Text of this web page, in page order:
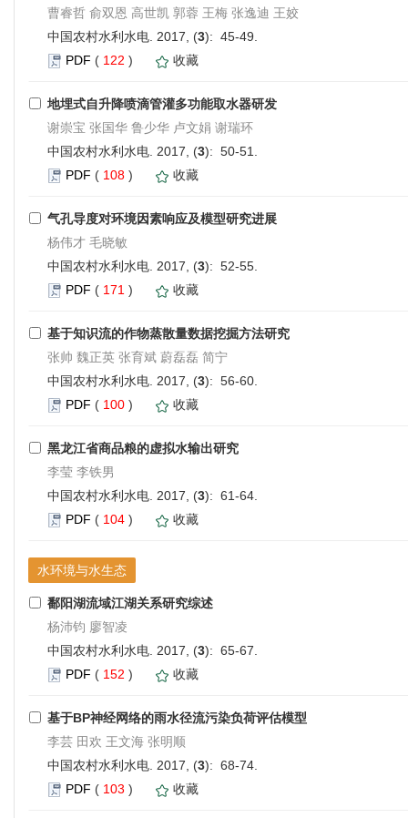
曹睿哲 俞双恩 高世凯 郭蓉 王梅 张逸迪 王姣
中国农村水利水电. 2017, (3): 45-49.
PDF ( 122 ) 收藏
地埋式自升降喷滴管灌多功能取水器研发
谢崇宝 张国华 鲁少华 卢文娟 谢瑞环
中国农村水利水电. 2017, (3): 50-51.
PDF ( 108 ) 收藏
气孔导度对环境因素响应及模型研究进展
杨伟才 毛晓敏
中国农村水利水电. 2017, (3): 52-55.
PDF ( 171 ) 收藏
基于知识流的作物蒸散量数据挖掘方法研究
张帅 魏正英 张育斌 蔚磊磊 简宁
中国农村水利水电. 2017, (3): 56-60.
PDF ( 100 ) 收藏
黑龙江省商品粮的虚拟水输出研究
李莹 李铁男
中国农村水利水电. 2017, (3): 61-64.
PDF ( 104 ) 收藏
水环境与水生态
鄱阳湖流域江湖关系研究综述
杨沛钧 廖智凌
中国农村水利水电. 2017, (3): 65-67.
PDF ( 152 ) 收藏
基于BP神经网络的雨水径流污染负荷评估模型
李芸 田欢 王文海 张明顺
中国农村水利水电. 2017, (3): 68-74.
PDF ( 103 ) 收藏